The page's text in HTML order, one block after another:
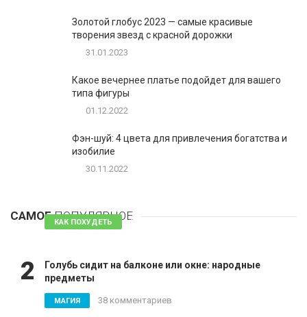
Золотой глобус 2023 — самые красивые
творения звезд с красной дорожки
31.01.2023
Какое вечернее платье подойдет для вашего
типа фигуры
01.12.2022
Фэн-шуй: 4 цвета для привлечения богатства и
изобилие
30.11.2022
САМОЕПОПУЛЯРНОЕ
КАК ПОХУДЕТЬ 81 комментарий
2
Голубь сидит на балконе или окне: народные
предметы
МАГИЯ 38 комментариев